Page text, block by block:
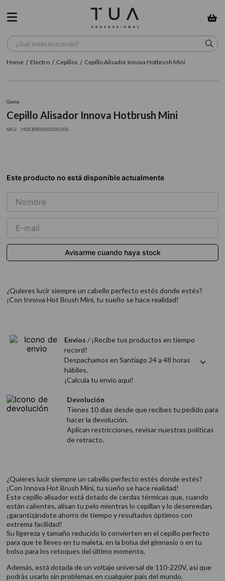
¿Qué estás buscando?
Electro Cepillos Cepillo Alisador Innova Hotbrush Mini
Gama
Cepillo Alisador Innova Hotbrush Mini
: HDCBR0000000300
¿Quieres lucir siempre un cabello perfecto estés donde estés?
¡Con Innova Hot Brush Mini, tu sueño se hace realidad!
Envíos / ¡Recibe tus productos en tiempo
record!
Despachamos en Santiago 24 a 48 horas
hábiles.
¡Calcula tu envío aquí!
Devolución
Tienes 10 días desde que recibes tu pedido para
hacer la devolución.
Aplican restricciones, revisar nuestras politicas
de retracto.
¿Quieres lucir siempre un cabello perfecto estés donde estés?
¡Con Innova Hot Brush Mini, tu sueño se hace realidad!
Este cepillo alisador está dotado de cerdas térmicas que, cuando
están calientes, alisan tu pelo mientras lo cepillan y lo desenredan,
¡garantizándote ahorro de tiempo y resultados óptimos con
extrema facilidad!
Su ligereza y tamaño reducido lo convierten en el cepillo perfecto
para que te lleves en tu maleta, en la bolsa del gimnasio o en tu
bolso para los retoques del último momento,
Además, está dotada de un voltaje universal de 110-220V, así que
podrás usarlo sin problemas en cualquier país del mundo,
TÉRMINOS MÁS BUSCADOS
6. gama
9. acondicionador
protector térmico